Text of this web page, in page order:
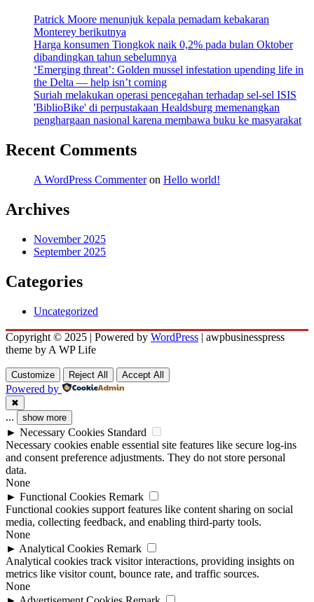
Patrick Moore menunjuk kepala pemadam kebakaran
Monterey berikutnya
Harga konsumen Tiongkok naik 0,2% pada bulan Oktober
dibandingkan tahun sebelumnya
‘Emerging threat’: Golden mussel infestation upending life in
the Delta — help isn’t coming
Suriah melakukan operasi pencegahan terhadap sel-sel ISIS
'BiblioBike' di perpustakaan Healdsburg memenangkan
penghargaan nasional karena membawa buku ke masyarakat
Recent Comments
A WordPress Commenteron Hello world!
Archives
November 2025
September 2025
Categories
Uncategorized
Copyright © 2025 | Powered by WordPress | awpbusinesspress
theme by A WP Life
Customize Reject All Accept All
Powered by
✖
... show more
► Necessary Cookies Standard
Necessary cookies enable essential site features like secure log-ins
and consent preference adjustments. They do not store personal
data.
None
► Functional Cookies Remark
Functional cookies support features like content sharing on social
media, collecting feedback, and enabling third-party tools.
None
► Analytical Cookies Remark
Analytical cookies track visitor interactions, providing insights on
metrics like visitor count, bounce rate, and traffic sources.
None